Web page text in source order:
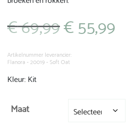
€69,99 Oorspronkelijke
prijs
€ 69,99.
€55,99
Artikelnummer leverancier:
Flanora - 20019 - Soft Oat
Kleur: Kit
Maat